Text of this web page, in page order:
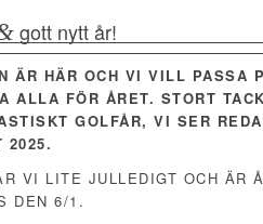
gott nytt år!
ÄR HÄR OCH VI VILL PASSA
ALLA FÖR ÅRET. STORT
GOLFÅR, VI SER
2025.
VI LITE JULLEDIGT OCH ÄR
DEN 6/1.